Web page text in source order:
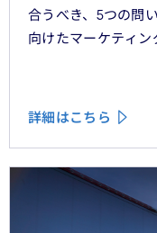
合うべき、5つの問
向けたマーケティン
詳細はこちら